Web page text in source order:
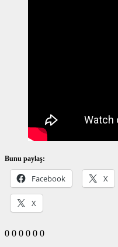
Bunu paylaş:
Facebook X
X
0 0 0 0 0 0